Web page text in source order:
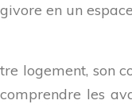
en un
logement, son
les